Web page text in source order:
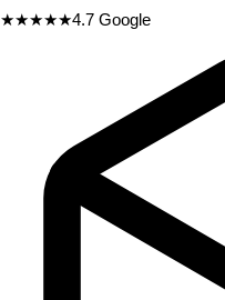
★★★★★4.7 Google